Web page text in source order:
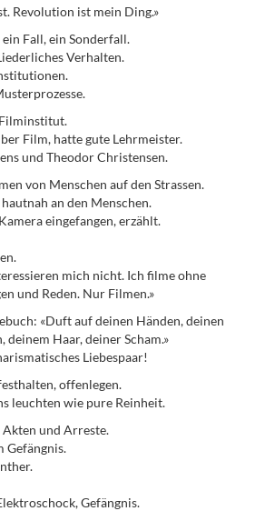
Revolution ist mein Ding.»
Fall, ein Sonderfall.
Verhalten.
Film, hatte gute Lehrmeister.
und Theodor Christensen.
von Menschen auf den Strassen.
an den Menschen.
eingefangen, erzählt.
mich nicht. Ich filme ohne
und Reden. Nur Filmen.»
«Duft auf deinen Händen, deinen
deinem Haar, deiner Scham.»
Liebespaar!
offenlegen.
leuchten wie pure Reinheit.
und Arreste.
Gefängnis.
Gefängnis.